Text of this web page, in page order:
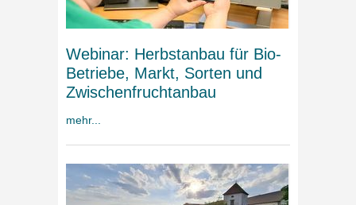
Webinar: Herbstanbau für Bio-
Betriebe, Markt, Sorten und
Zwischenfruchtanbau
mehr...